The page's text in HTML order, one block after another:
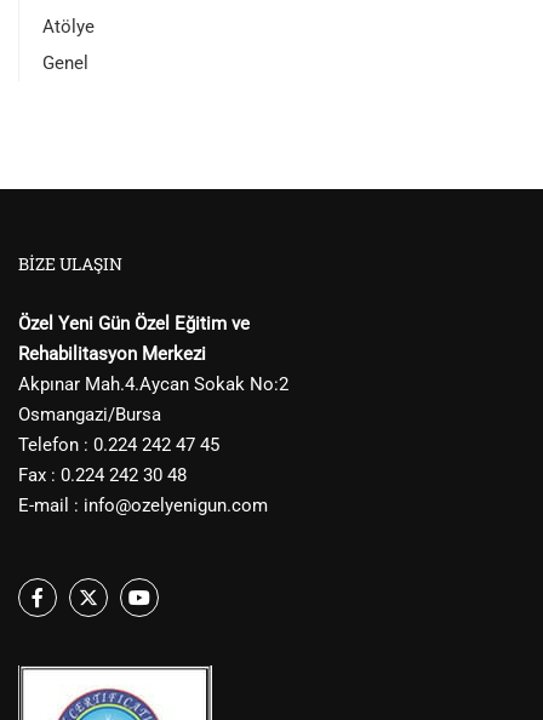
Atölye
Genel
BIZE ULAŞIN
Özel Yeni Gün Özel Eğitim ve
Rehabilitasyon Merkezi
Akpınar Mah.4.Aycan Sokak No:2
Osmangazi/Bursa
Telefon : 0.224 242 47 45
Fax : 0.224 242 30 48
E-mail : info@ozelyenigun.com